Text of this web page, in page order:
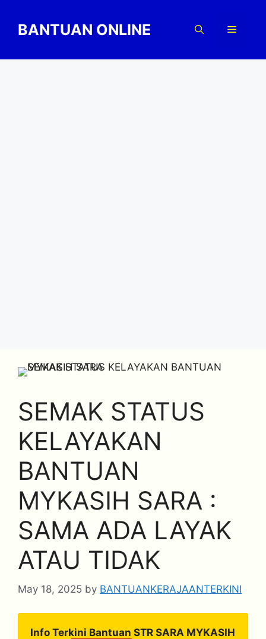
contentBANTUAN ONLINE Menu
SEMAK STATUS
KELAYAKAN
BANTUAN
MYKASIH SARA :
SAMA ADA LAYAK
ATAU TIDAK
May 18, 2025 by BANTUANKERAJAANTERKINI
Info Terkini Bantuan STR SARA MYKASIH